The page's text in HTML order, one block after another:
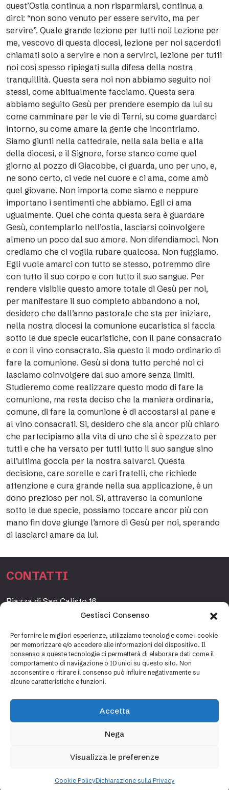
Gestisci Consenso
Per fornire le migliori esperienze, utilizziamo tecnologie come i cookie
per memorizzare e/o accedere alle informazioni del dispositivo. Il
consenso a queste tecnologie ci permetterà di elaborare dati come il
comportamento di navigazione o ID unici su questo sito. Non
acconsentire o ritirare il consenso può influire negativamente su
alcune caratteristiche e funzioni.
Accetta
Nega
Visualizza le preferenze
Cookie PolicyDichiarazione sulla Privacy
quest’Ostia continua a non risparmiarsi, continua a
dirci: “non sono venuto per essere servito, ma per
servire”. Quale grande lezione per tutti noi! Lezione per
me, vescovo di questa diocesi, lezione per noi sacerdoti
chiamati solo a servire e non a servirci, lezione per tutti
noi così spesso ripiegati sulla difesa della nostra
tranquillità. Questa sera noi non abbiamo seguito noi
stessi, come abitualmente facciamo. Questa sera
abbiamo seguito Gesù per prendere esempio da lui su
come camminare per le vie di Terni, su come guardarci
intorno, su come amare la gente che incontriamo.
Siamo giunti nella cattedrale, nella sala bella e alta
della diocesi, e il Signore, forse stanco come quel
giorno al pozzo di Giacobbe, ci guarda, uno per uno, e,
ne sono certo, ci vede nel cuore e ci ama, come amò
quel giovane. Non importa come siamo e neppure
importano i sentimenti che abbiamo. Egli ci ama
ugualmente. Quel che conta questa sera è guardare
Gesù, contemplarlo nell’ostia, lasciarsi coinvolgere
almeno un poco dal suo amore. Non difendiamoci. Non
crediamo che ci voglia rubare qualcosa. Non fuggiamo.
Egli vuole amarci con tutto se stesso, potremmo dire
con tutto il suo corpo e con tutto il suo sangue. Per
rendere visibile questo amore totale di Gesù per noi,
per manifestare il suo completo abbandono a noi,
desidero che dall’anno pastorale che sta per iniziare,
nella nostra diocesi la comunione eucaristica si faccia
sotto le due specie eucaristiche, con il pane consacrato
e con il vino consacrato. Sia questo il modo ordinario di
fare la comunione. Gesù si dona tutto perché noi ci
lasciamo coinvolgere dal suo amore senza limiti.
Studieremo come realizzare questo modo di fare la
comunione, ma resta deciso che la maniera ordinaria,
comune, di fare la comunione è di accostarsi al pane e
al vino consacrati. Si, desidero che sia ancor più chiaro
che partecipiamo alla vita di uno che si è spezzato per
tutti e che ha versato per tutti tutto il suo sangue sino
all’ultima goccia per la nostra salvarci. Questa
decisione, care sorelle e cari fratelli, che richiede
attenzione e cura grande nella sua applicazione, è un
dono prezioso per noi. Sì, attraverso la comunione
sotto le due specie, possiamo toccare ancor più con
mano fin dove giunge l’amore di Gesù per noi, sperando
di lasciarci amare da lui.
CONTATTI
Piazza di San Calisto 16,
www.fondazioneetagrande.org
SEGRETERIA
info@fondazioneetagrande.it